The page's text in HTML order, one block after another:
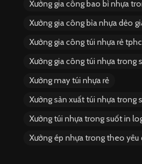
Xưởng gia công bao bì nhựa
Xưởng gia công bìa nhựa dẻo
Xưởng gia công túi nhựa rẻ
Xưởng gia công túi nhựa trong
Xưởng may túi nhựa rẻ
Xưởng sản xuất túi nhựa trong
Xưởng túi nhựa trong suốt in
Xưởng ép nhựa trong theo yêu